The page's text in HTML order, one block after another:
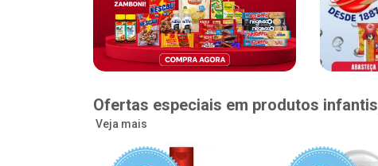
Ofertas especiais em produtos infantis
Veja mais